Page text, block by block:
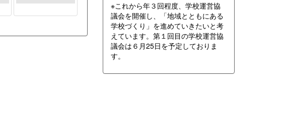
※これから年３回程度、学校運営協
議会を開催し、「地域とともにある
学校づくり」を進めていきたいと考
えています。第１回目の学校運営協
議会は６月25日を予定しておりま
す。